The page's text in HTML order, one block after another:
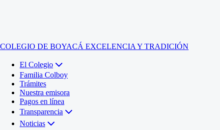
COLEGIO DE BOYACÁ EXCELENCIA Y TRADICIÓN
El Colegio
Familia Colboy
Trámites
Nuestra emisora
Pagos en línea
Transparencia
Noticias